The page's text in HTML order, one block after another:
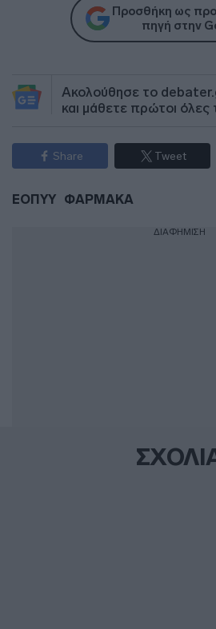
Προσθήκη ως
πηγή στην
Ακολούθησε το
και μάθετε πρώτοι όλες
Share Tweet
ΕΟΠΥΥ ΦΑΡΜΑΚΑ
ΔΙΑΦΗΜΙΣΗ